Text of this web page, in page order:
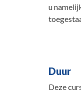
u
Duur
Deze